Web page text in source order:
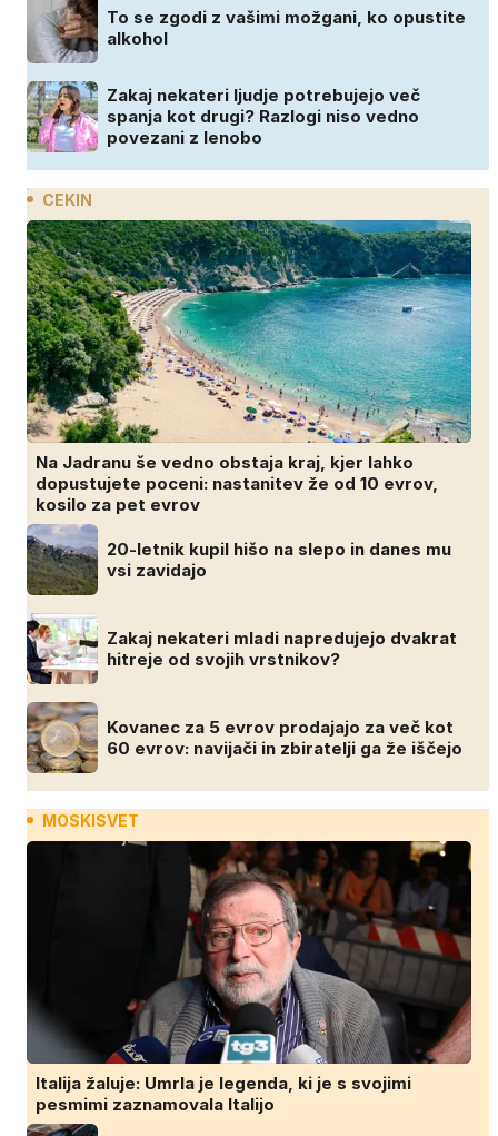
To se zgodi z vašimi možgani, ko opustite
alkohol
Zakaj nekateri ljudje potrebujejo več
spanja kot drugi? Razlogi niso vedno
povezani z lenobo
CEKIN
Na Jadranu še vedno obstaja kraj, kjer lahko
dopustujete poceni: nastanitev že od 10 evrov,
kosilo za pet evrov
20-letnik kupil hišo na slepo in danes mu
vsi zavidajo
Zakaj nekateri mladi napredujejo dvakrat
hitreje od svojih vrstnikov?
Kovanec za 5 evrov prodajajo za več kot
60 evrov: navijači in zbiratelji ga že iščejo
MOSKISVET
Italija žaluje: Umrla je legenda, ki je s svojimi
pesmimi zaznamovala Italijo